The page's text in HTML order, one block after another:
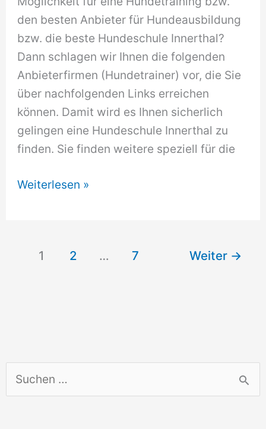
u
den besten Anbieter für Hundeausbildung
bzw. die beste Hundeschule Innerthal?
Dann schlagen wir Ihnen die folgenden
Anbieterfirmen (Hundetrainer) vor, die Sie
über nachfolgenden Links erreichen
können. Damit wird es Ihnen sicherlich
gelingen eine Hundeschule Innerthal zu
finden. Sie finden weitere speziell für die
Hundeschule
Weiterlesen »
1 2 … 7 Weiter →